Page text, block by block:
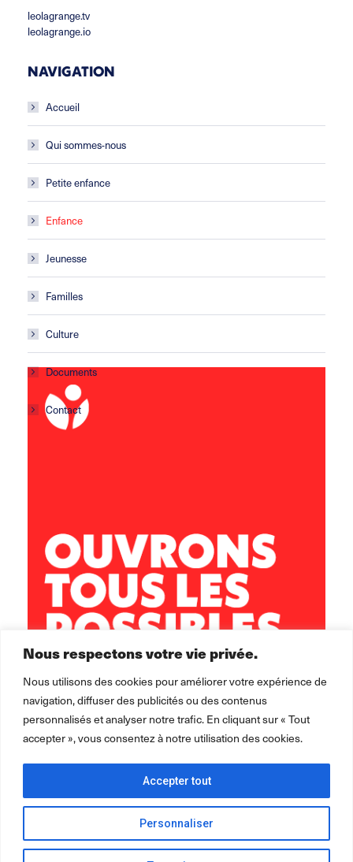
Nous respectons votre vie privée.
Nous utilisons des cookies pour améliorer votre expérience de
navigation, diffuser des publicités ou des contenus
personnalisés et analyser notre trafic. En cliquant sur « Tout
accepter », vous consentez à notre utilisation des cookies.
Personnaliser
Accepter tout
leolagrange.tv
leolagrange.io
NAVIGATION
Accueil
Qui sommes-nous
Petite enfance
Enfance
Jeunesse
Familles
Culture
Documents
Contact
secretariat.arize-leze@leolagrange.org